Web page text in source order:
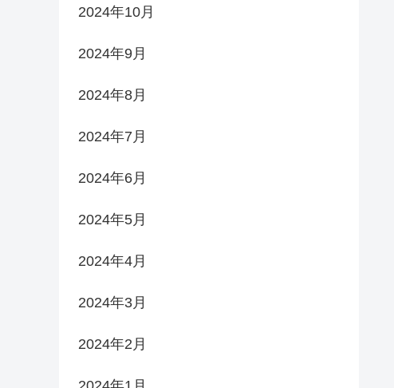
2024年10月
2024年9月
2024年8月
2024年7月
2024年6月
2024年5月
2024年4月
2024年3月
2024年2月